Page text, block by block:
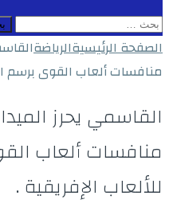
البحث
عن:
الصفحة الرئيسيةالرياضة
منافسات ألعاب القوى برسم الدورة ال12
القاسمي يحرز
للألعاب الإفريقية .